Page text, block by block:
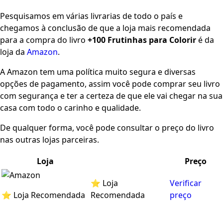
Pesquisamos em várias livrarias de todo o país e
chegamos à conclusão de que a loja mais recomendada
para a compra do livro +100 Frutinhas para Coloriré da
loja da Amazon.
A Amazon tem uma política muito segura e diversas
opções de pagamento, assim você pode comprar seu livro
com segurança e ter a certeza de que ele vai chegar na sua
casa com todo o carinho e qualidade.
De qualquer forma, você pode consultar o preço do livro
nas outras lojas parceiras.
Loja
Preço
⭐ Loja Recomendada
⭐ Loja
Recomendada
Verificar
preço